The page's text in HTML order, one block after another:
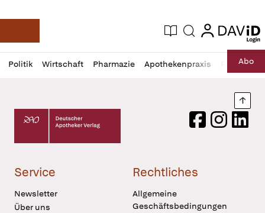
Deutsche Apotheker Zeitung
Aktuelle Ausgabe
Suche login
login
Politik Wirtschaft Pharmazie Apothekenpraxis RechtAbo
Profil
öffnen
Daz
Pur
Deutscher Apotheker Verlag Logo
FacebookInstagram
Service
Newsletter
Über uns
Rechtliches
Allgemeine
Geschäftsbedingungen